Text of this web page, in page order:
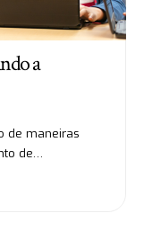
a
de maneiras
de…